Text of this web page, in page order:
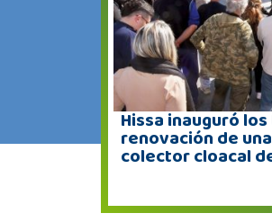
Hissa inauguró
renovación de
colector cloacal